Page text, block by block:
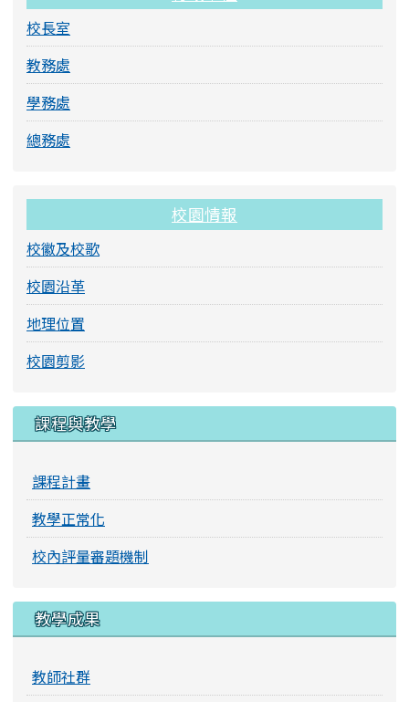
校長室
教務處
學務處
總務處
校園情報
校徽及校歌
校園沿革
地理位置
校園剪影
課程與教學
課程計畫
教學正常化
校內評量審題機制
教學成果
教師社群